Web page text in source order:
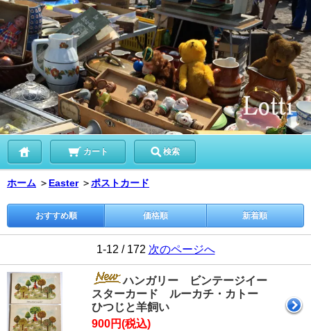
カート 検索
ホーム ＞ Easter ＞ポストカード
おすすめ順 価格順 新着順
1-12 / 172 次のページへ
ハンガリー ビンテージイー
スターカード ルーカチ・カトー
ひつじと羊飼い
900円(税込)